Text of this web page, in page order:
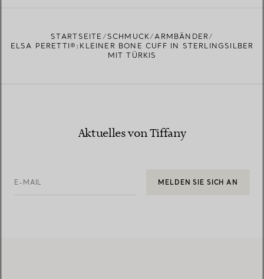
STARTSEITE SCHMUCK
ARMBÄNDER
ELSA PERETTI®:KLEINER BONE CUFF IN STERLINGSILBER
MIT TÜRKIS
Aktuelles von Tiffany
E-MAIL MELDEN SIE SICH AN